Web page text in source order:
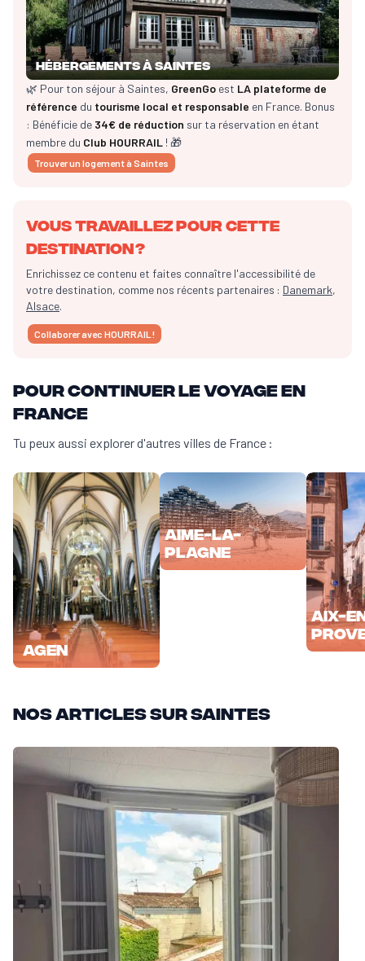
Hébergements à Saintes
🌿 Pour ton séjour à Saintes, GreenGo est LA plateforme de
référence du tourisme local et responsable en France. Bonus
: Bénéficie de 34€ de réduction sur ta réservation en étant
membre du Club HOURRAIL ! 🎁
Trouver un logement à Saintes
Vous travaillez pour cette
destination ?
Enrichissez ce contenu et faites connaître l'accessibilité de
votre destination, comme nos récents partenaires : Danemark,
Alsace.
Collaborer avec HOURRAIL !
Pour continuer le voyage en
France
Tu peux aussi explorer d'autres villes de France :
Agen
Aime-la-
Plagne
Aix-
Nos articles sur Saintes